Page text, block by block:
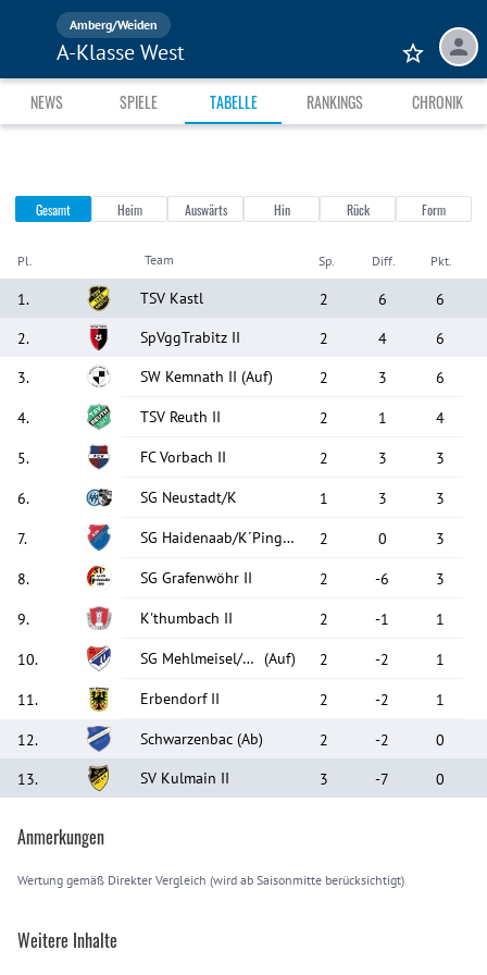
Amberg/Weiden
A-Klasse West
NEWS SPIELE TABELLE RANKINGS CHRONIK
Gesamt Heim Auswärts Hin Rück Form
Pl. Team Sp. Diff. Pkt.
1. TSV Kastl 2 6
6
2. SpVggTrabitz II 2 4
6
3. SW Kemnath II (Auf) 2 3 6
4. TSV Reuth II 2 1 4
5. FC Vorbach II 2 3 3
6. SG Neustadt/K 1 3 3
7. SG Haidenaab/K´Pingarten II II 2 0 3
8. SG Grafenwöhr II 2 -6 3
9. K'thumbach II 2 -1 1
10. SG Mehlmeisel/Fichtelberg (Auf) 2 -2 1
11. Erbendorf II 2 -2 1
12. Schwarzenbac (Ab) 2 -2
0
13. SV Kulmain II 3 -7 0
Anmerkungen
Wertung gemäß Direkter Vergleich (wird ab Saisonmitte berücksichtigt)
Weitere Inhalte